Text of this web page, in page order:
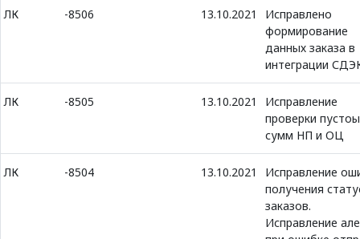
ЛК -8506 13.10.2021
Исправлено
формирование
данных заказа в
интеграции
ЛК -8505 13.10.2021
Исправление
проверки
сумм НП и ОЦ
ЛК -8504 13.10.2021
Исправление
получения
заказов.
Исправление